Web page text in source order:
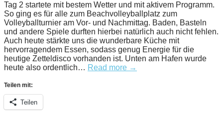
Tag 2 startete mit bestem Wetter und mit aktivem Programm.
So ging es für alle zum Beachvolleyballplatz zum
Volleyballturnier am Vor- und Nachmittag. Baden, Basteln
und andere Spiele durften hierbei natürlich auch nicht fehlen.
Auch heute stärkte uns die wunderbare Küche mit
hervorragendem Essen, sodass genug Energie für die
heutige Zetteldisco vorhanden ist. Unten am Hafen wurde
heute also ordentlich… Read more →
Teilen mit:
Teilen